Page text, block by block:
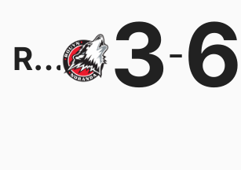
Rouyn-Noranda Huskies 3-6